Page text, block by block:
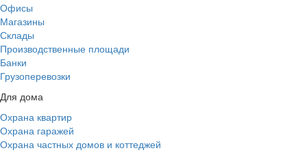
Офисы
Магазины
Склады
Производственные площади
Банки
Грузоперевозки
Для дома
Охрана квартир
Охрана гаражей
Охрана частных домов и коттеджей